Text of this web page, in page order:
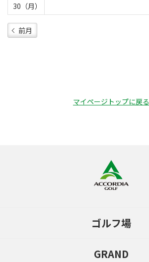
30（月）
前月
マイページトップに戻る
ゴルフ場
GRAND